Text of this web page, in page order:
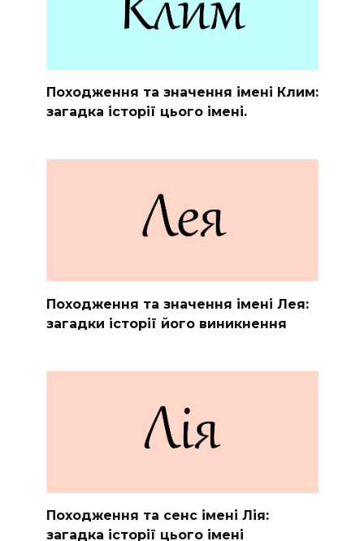
Походження та значення імені Клим:
загадка історії цього імені.
Походження та значення імені Лея:
загадки історії його виникнення
Походження та сенс імені Лія:
загадка історії цього імені